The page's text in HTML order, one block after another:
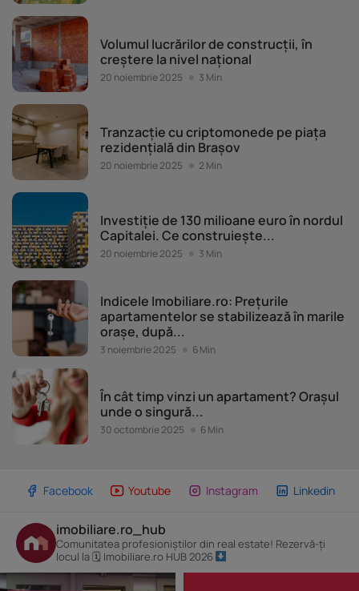
Volumul lucrărilor de construcții, în
creștere la nivel național
20 noiembrie 2025 3 Min
Tranzacție cu criptomonede pe piața
rezidențială din Brașov
20 noiembrie 2025 2 Min
Investiție de 130 milioane euro în nordul
Capitalei. Ce construiește...
20 noiembrie 2025 3 Min
Indicele Imobiliare.ro: Prețurile
apartamentelor se stabilizează în marile
orașe, după...
3 noiembrie 2025 6 Min
În cât timp vinzi un apartament? Orașul
unde o singură...
30 octombrie 2025 6 Min
Facebook Youtube Instagram Linkedin
imobiliare.ro_hub
Comunitatea profesioniștilor din real estate! Rezervă-ți
locul la 🗓 Imobiliare.ro HUB 2026